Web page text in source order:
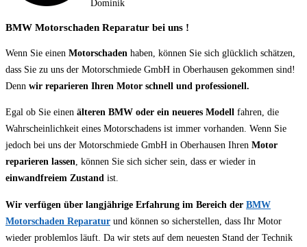
Dominik
BMW Motorschaden Reparatur bei uns !
Wenn Sie einen Motorschaden haben, können Sie sich glücklich schätzen,
dass Sie zu uns der Motorschmiede GmbH in Oberhausen gekommen sind!
Denn wir reparieren Ihren Motor schnell und professionell.
Egal ob Sie einen älteren BMW oder ein neueres Modell fahren, die
Wahrscheinlichkeit eines Motorschadens ist immer vorhanden. Wenn Sie
jedoch bei uns der Motorschmiede GmbH in Oberhausen Ihren Motor
reparieren lassen, können Sie sich sicher sein, dass er wieder in
einwandfreiem Zustand ist.
Wir verfügen über langjährige Erfahrung im Bereich der BMW
Motorschaden Reparatur und können so sicherstellen, dass Ihr Motor
wieder problemlos läuft. Da wir stets auf dem neuesten Stand der Technik